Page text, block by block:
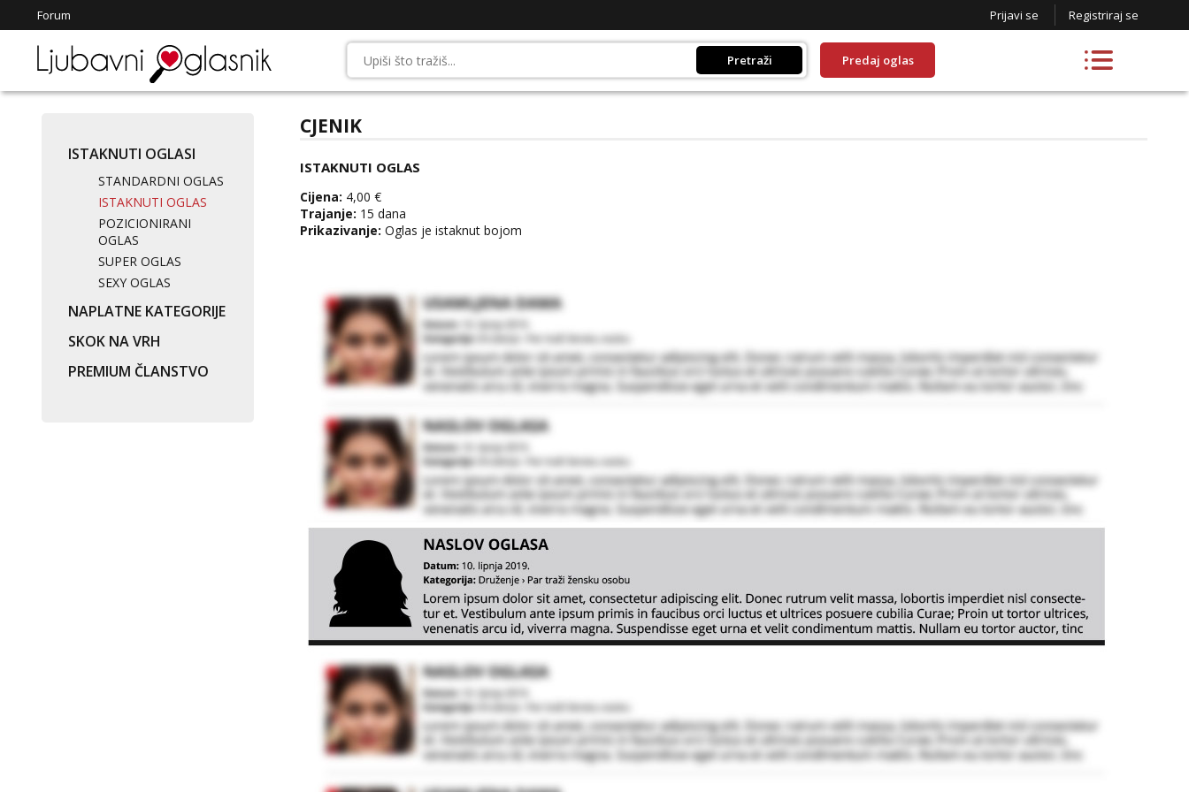
Forum Prijavi se Registriraj se
Pretraži Predaj oglas
ISTAKNUTI OGLASI
STANDARDNI OGLAS
ISTAKNUTI OGLAS
POZICIONIRANI
OGLAS
SUPER OGLAS
SEXY OGLAS
NAPLATNE KATEGORIJE
SKOK NA VRH
PREMIUM ČLANSTVO
CJENIK
ISTAKNUTI OGLAS
Cijena: 4,00 €
Trajanje: 15 dana
Prikazivanje: Oglas je istaknut bojom